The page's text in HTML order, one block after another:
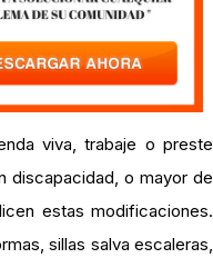
viva, trabaje o preste
discapacidad, o mayor de
estas modificaciones.
sillas salva escaleras,